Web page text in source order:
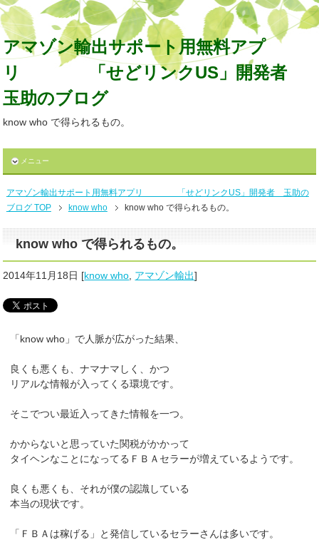
アマゾン輸出サポート用無料アプ
リ 「せどリンクUS」開発者
玉助のブログ
know who で得られるもの。
メニュー
アマゾン輸出サポート用無料アプリ 「せどリンクUS」開発者 玉助の
ブログ TOP
know who know who で得られるもの。
know who で得られるもの。
2014年11月18日 [know who アマゾン輸出]
「know who」で人脈が広がった結果、
良くも悪くも、ナマナマしく、かつ
リアルな情報が入ってくる環境です。
そこでつい最近入ってきた情報を一つ。
かからないと思っていた関税がかかって
タイヘンなことになってるＦＢＡセラーが増えているようです。
良くも悪くも、それが僕の認識している
本当の現状です。
「ＦＢＡは稼げる」と発信しているセラーさんは多いです。